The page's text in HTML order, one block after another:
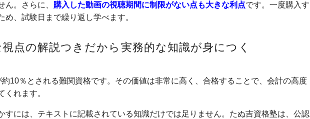
ん。さらに、 購入した動画の視聴期間に制限がない点も大きな利点です。一度購入す
め、試験日まで繰り返し学べます。
点の解説つきだから実務的な知識が身につく
10％とされる難関資格です。その価値は非常に高く、合格することで、会計の高度
くれます。
すには、テキストに記載されている知識だけでは足りません。たぬ吉資格塾は、公認